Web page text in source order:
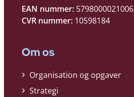
EAN nummer: 5798000021006
CVR nummer: 10598184
Om os
Organisation og opgaver
Strategi